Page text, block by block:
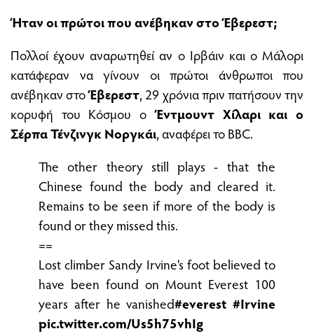
Ήταν οι πρώτοι που ανέβηκαν στο Έβερεστ;
Πολλοί έχουν αναρωτηθεί αν ο Ιρβάιν και ο Μάλορι
κατάφεραν να γίνουν οι πρώτοι άνθρωποι που
ανέβηκαν στοΈβερεστ, 29 χρόνια πριν πατήσουν την
κορυφή του Κόσμου οΈντμουντ Χίλαρι και ο
Σέρπα Τένζινγκ Νοργκάι, αναφέρει το BBC.
The other theory still plays - that the
Chinese found the body and cleared it.
Remains to be seen if more of the body is
found or they missed this.
==
Lost climber Sandy Irvine's foot believed to
have been found on Mount Everest 100
years after he vanished#everest #Irvine
pic.twitter.com/Us5h75vhIg